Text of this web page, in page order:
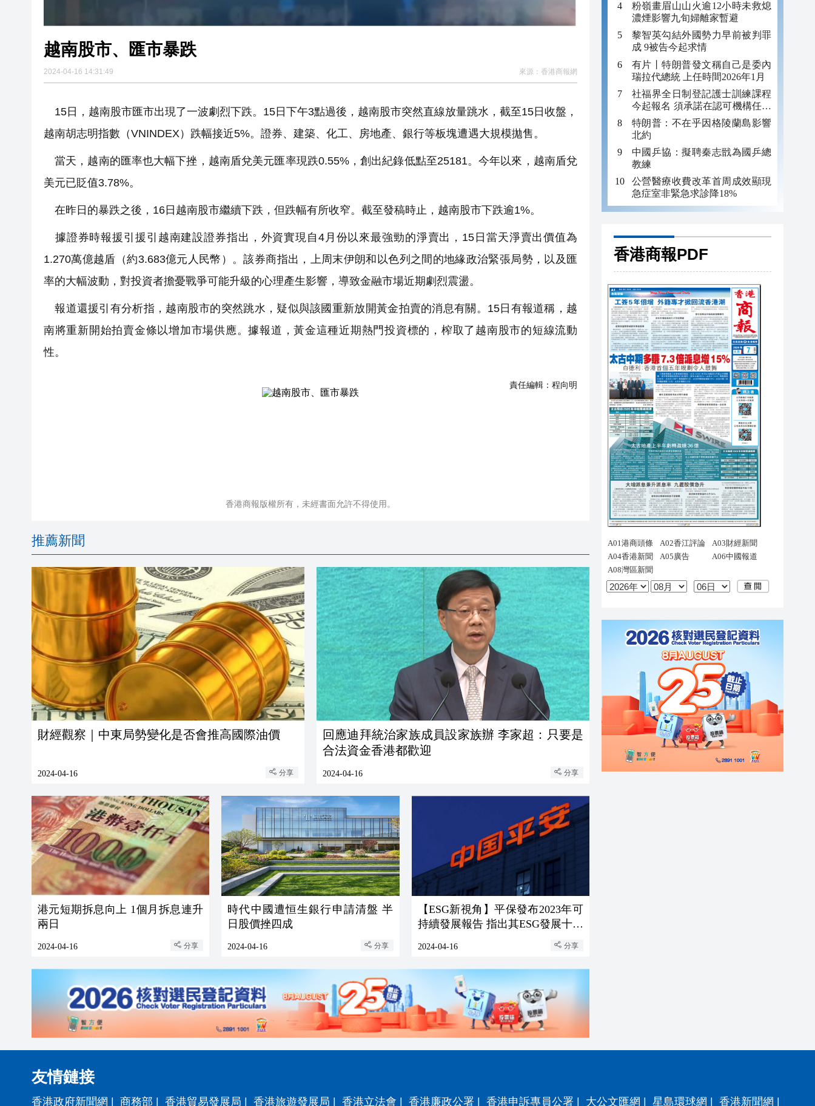
越南股市、匯市暴跌
2024-04-16 14:31:49 來源： 香港商報網
15日，越南股市匯市出現了一波劇烈下跌。15日下午3點過後，越南股市突然直線放量跳水，截至15日收盤，
越南胡志明指數（VNINDEX）跌幅接近5%。證券、建築、化工、房地產、銀行等板塊遭遇大規模拋售。
當天，越南的匯率也大幅下挫，越南盾兌美元匯率現跌0.55%，創出紀錄低點至25181。今年以來，越南盾兌
美元已貶值3.78%。
在昨日的暴跌之後，16日越南股市繼續下跌，但跌幅有所收窄。截至發稿時止，越南股市下跌逾1%。
據證券時報援引援引越南建設證券指出，外資實現自4月份以來最強勁的淨賣出，15日當天淨賣出價值為
1.270萬億越盾（約3.683億元人民幣）。該券商指出，上周末伊朗和以色列之間的地緣政治緊張局勢，以及匯
率的大幅波動，對投資者擔憂戰爭可能升級的心理產生影響，導致金融市場近期劇烈震盪。
報道還援引有分析指，越南股市的突然跳水，疑似與該國重新放開黃金拍賣的消息有關。15日有報道稱，越
南將重新開始拍賣金條以增加市場供應。據報道，黃金這種近期熱門投資標的，榨取了越南股市的短線流動
性。
責任編輯： 程向明
香港商報版權所有，未經書面允許不得使用。
推薦新聞
財經觀察｜中東局勢變化是否會推高國際油價
2024-04-16 分享
回應迪拜統治家族成員設家族辦 李家超：只要是
合法資金香港都歡迎
2024-04-16 分享
港元短期拆息向上 1個月拆息連升
兩日
2024-04-16 分享
時代中國遭恒生銀行申請清盤 半
日股價挫四成
2024-04-16 分享
【ESG新視角】平保發布2023年可
持續發展報告 指出其ESG發展十大
2024-04-16 分享
粉嶺畫眉山山火逾12小時未救熄
濃煙影響九旬婦離家暫避
黎智英勾結外國勢力早前被判罪
成 9被告今起求情
有片丨特朗普發文稱自己是委內
瑞拉代總統 上任時間2026年1月
社福界全日制登記護士訓練課程
今起報名 須承諾在認可機構任職
至少三年
特朗普：不在乎因格陵蘭島影響
北約
中國乒協：擬聘秦志戩為國乒總
教練
公營醫療收費改革首周成效顯現
急症室非緊急求診降18%
香港商報PDF
友情鏈接
香港政府新聞網 商務部 香港貿易發展局 香港旅遊發展局 香港立法會 香港廉政公署 香港申訴專員公署 大公文匯網 星島環球網 香港新聞網